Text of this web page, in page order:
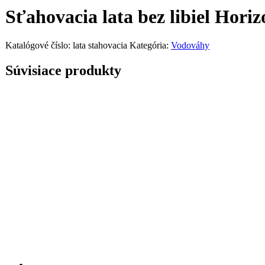
Sťahovacia lata bez libiel
Katalógové číslo: lata stahovacia Kategória: Vodováhy
Súvisiace produkty